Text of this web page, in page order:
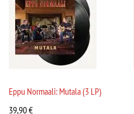
Eppu Normaali: Mutala (3 LP)
39,90€